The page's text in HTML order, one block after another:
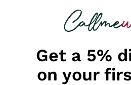
looking for
Get a 5%
on your